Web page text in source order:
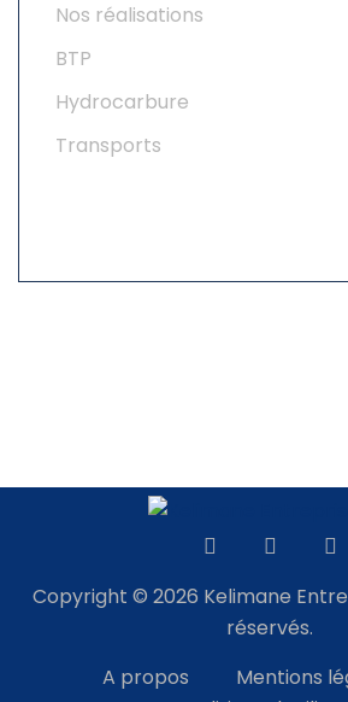
Nos réalisations
BTP
Hydrocarbure
Transports
Copyright © 2026 Kelimane
réservés.
A propos
Mentions